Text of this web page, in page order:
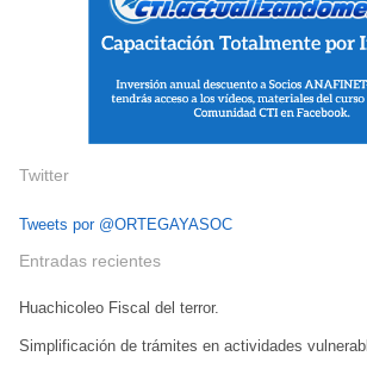
Twitter
Tweets por @ORTEGAYASOC
Entradas recientes
Huachicoleo Fiscal del terror.
Simplificación de trámites en actividades